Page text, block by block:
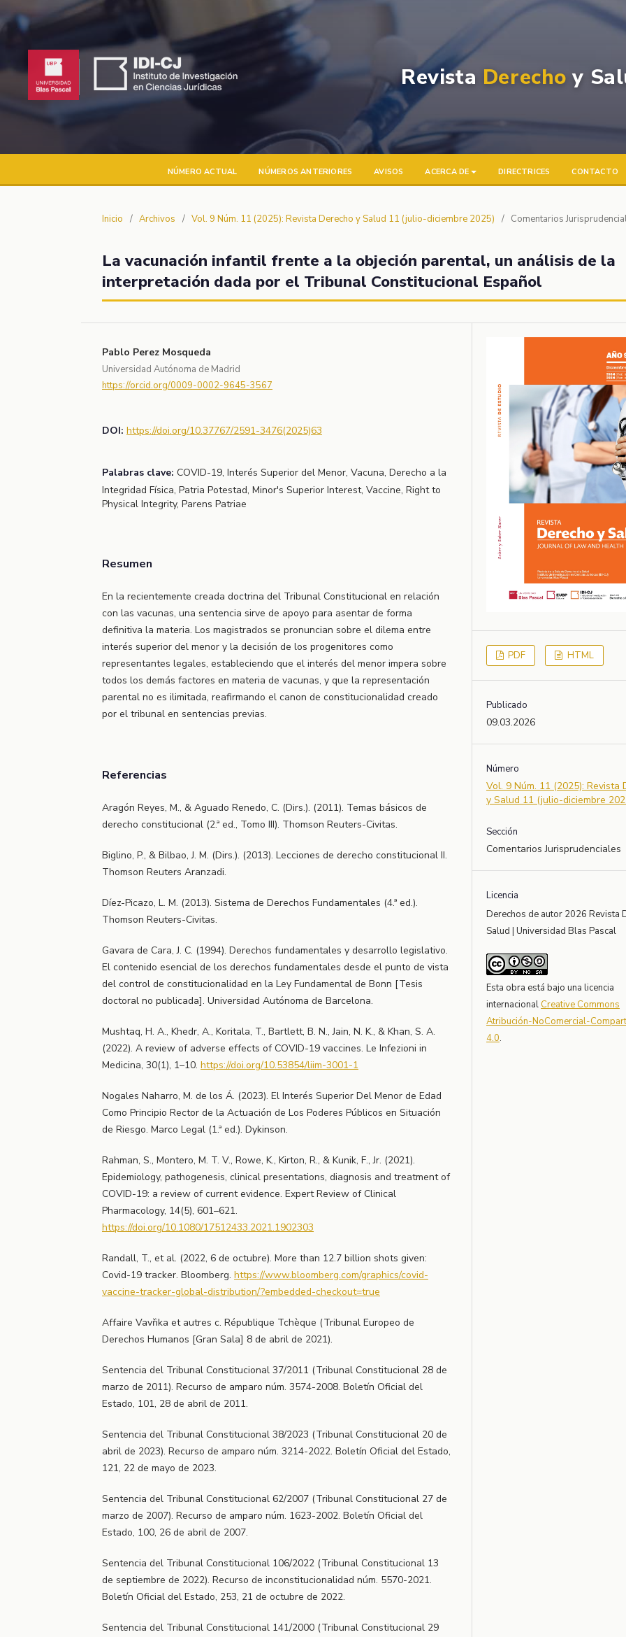
Revista Derecho y
NÚMERO ACTUAL NÚMEROS ANTERIORES AVISOS ACERCA DE DIRECTRICES CONTACTO
Inicio / Archivos / Vol. 9 Núm. 11 (2025): Revista Derecho y Salud 11 (julio-diciembre 2025) / Comentarios
La vacunación infantil frente a la objeción parental, un análisis de la
interpretación dada por el Tribunal Constitucional Español
Pablo Perez Mosqueda
Universidad Autónoma de Madrid
https://orcid.org/0009-0002-9645-3567
DOI: https://doi.org/10.37767/2591-3476(2025)63
Palabras clave: COVID-19, Interés Superior del Menor, Vacuna, Derecho a la
Integridad Física, Patria Potestad, Minor's Superior Interest, Vaccine, Right to
Physical Integrity, Parens Patriae
Resumen
En la recientemente creada doctrina del Tribunal Constitucional en relación
con las vacunas, una sentencia sirve de apoyo para asentar de forma
definitiva la materia. Los magistrados se pronuncian sobre el dilema entre
interés superior del menor y la decisión de los progenitores como
representantes legales, estableciendo que el interés del menor impera sobre
todos los demás factores en materia de vacunas, y que la representación
parental no es ilimitada, reafirmando el canon de constitucionalidad creado
por el tribunal en sentencias previas.
Referencias
Aragón Reyes, M., & Aguado Renedo, C. (Dirs.). (2011). Temas básicos de
derecho constitucional (2.ª ed., Tomo III). Thomson Reuters-Civitas.
Biglino, P., & Bilbao, J. M. (Dirs.). (2013). Lecciones de derecho constitucional II.
Thomson Reuters Aranzadi.
Díez-Picazo, L. M. (2013). Sistema de Derechos Fundamentales (4.ª ed.).
Thomson Reuters-Civitas.
Gavara de Cara, J. C. (1994). Derechos fundamentales y desarrollo legislativo.
El contenido esencial de los derechos fundamentales desde el punto de vista
del control de constitucionalidad en la Ley Fundamental de Bonn [Tesis
doctoral no publicada]. Universidad Autónoma de Barcelona.
Mushtaq, H. A., Khedr, A., Koritala, T., Bartlett, B. N., Jain, N. K., & Khan, S. A.
(2022). A review of adverse effects of COVID-19 vaccines. Le Infezioni in
Medicina, 30(1), 1–10. https://doi.org/10.53854/liim-3001-1
Nogales Naharro, M. de los Á. (2023). El Interés Superior Del Menor de Edad
Como Principio Rector de la Actuación de Los Poderes Públicos en Situación
de Riesgo. Marco Legal (1.ª ed.). Dykinson.
Rahman, S., Montero, M. T. V., Rowe, K., Kirton, R., & Kunik, F., Jr. (2021).
Epidemiology, pathogenesis, clinical presentations, diagnosis and treatment of
COVID-19: a review of current evidence. Expert Review of Clinical
Pharmacology, 14(5), 601–621.
https://doi.org/10.1080/17512433.2021.1902303
Randall, T., et al. (2022, 6 de octubre). More than 12.7 billion shots given:
Covid-19 tracker. Bloomberg. https://www.bloomberg.com/graphics/covid-
vaccine-tracker-global-distribution/?embedded-checkout=true
Affaire Vavřika et autres c. République Tchèque (Tribunal Europeo de
Derechos Humanos [Gran Sala] 8 de abril de 2021).
Sentencia del Tribunal Constitucional 37/2011 (Tribunal Constitucional 28 de
marzo de 2011). Recurso de amparo núm. 3574-2008. Boletín Oficial del
Estado, 101, 28 de abril de 2011.
Sentencia del Tribunal Constitucional 38/2023 (Tribunal Constitucional 20 de
abril de 2023). Recurso de amparo núm. 3214-2022. Boletín Oficial del Estado,
121, 22 de mayo de 2023.
Sentencia del Tribunal Constitucional 62/2007 (Tribunal Constitucional 27 de
marzo de 2007). Recurso de amparo núm. 1623-2002. Boletín Oficial del
Estado, 100, 26 de abril de 2007.
Sentencia del Tribunal Constitucional 106/2022 (Tribunal Constitucional 13
de septiembre de 2022). Recurso de inconstitucionalidad núm. 5570-2021.
Boletín Oficial del Estado, 253, 21 de octubre de 2022.
Sentencia del Tribunal Constitucional 141/2000 (Tribunal Constitucional 29
PDF HTML
Publicado
09.03.2026
Número
Vol. 9 Núm. 11 (2025): Revista
y Salud 11 (julio-diciembre
Sección
Comentarios Jurisprudenciales
Licencia
Derechos de autor 2026 Revista
Salud | Universidad Blas Pascal
Esta obra está bajo una licencia
internacional Creative Commons
Atribución-NoComercial-
4.0.